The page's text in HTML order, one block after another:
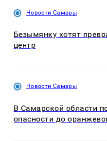
Новости Самары
Безымянку хотят
центр
Новости Самары
В Самарской области
опасности до